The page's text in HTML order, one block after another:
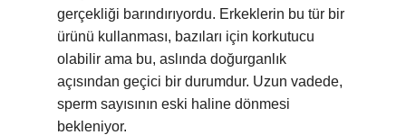
gerçekliği barındırıyordu. Erkeklerin bu tür bir
ürünü kullanması, bazıları için korkutucu
olabilir ama bu, aslında doğurganlık
açısından geçici bir durumdur. Uzun vadede,
sperm sayısının eski haline dönmesi
bekleniyor.